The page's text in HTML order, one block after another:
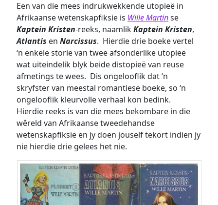
Een van die mees indrukwekkende utopieë in
Afrikaanse wetenskapfiksie is Wille Martinse
Kaptein Kristen-reeks, naamlikKaptein Kristen,
Atlantis enNarcissus. Hierdie drie boeke vertel
‘n enkele storie van twee afsonderlike utopieë
wat uiteindelik blyk beide distopieë van reuse
afmetings te wees. Dis ongelooflik dat ‘n
skryfster van meestal romantiese boeke, so ‘n
ongelooflik kleurvolle verhaal kon bedink.
Hierdie reeks is van die mees bekombare in die
wêreld van Afrikaanse tweedehandse
wetenskapfiksie en jy doen jouself tekort indien jy
nie hierdie drie gelees het nie.